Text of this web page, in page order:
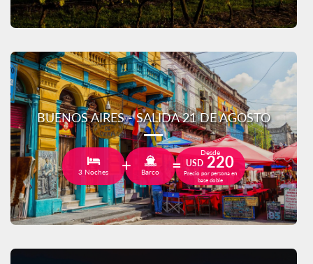
BUENOS AIRES - SALIDA 21 DE AGOSTO
3 Noches Barco
Desde
USD 220
Precio por persona en
base doble